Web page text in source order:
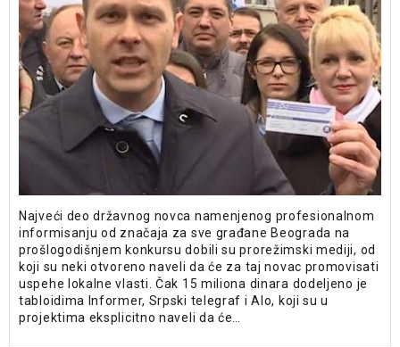
Najveći deo državnog novca namenjenog profesionalnom
informisanju od značaja za sve građane Beograda na
prošlogodišnjem konkursu dobili su prorežimski mediji, od
koji su neki otvoreno naveli da će za taj novac promovisati
uspehe lokalne vlasti. Čak 15 miliona dinara dodeljeno je
tabloidima Informer, Srpski telegraf i Alo, koji su u
projektima eksplicitno naveli da će…